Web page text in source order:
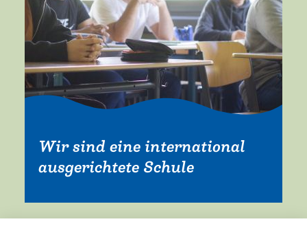
Wir sind eine international
ausgerichtete Schule
Mehr erfahren